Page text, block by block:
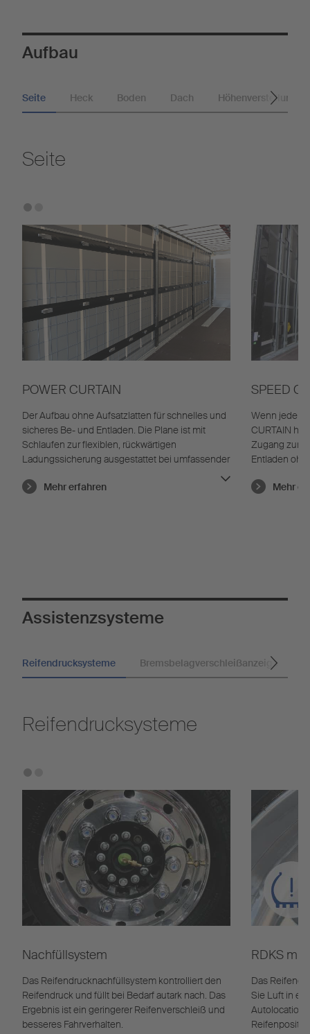
Aufbau
Seite Heck Boden Dach Höhenverstellung
Seite
POWER CURTAIN
Der Aufbau ohne Aufsatzlatten für schnelles und
sicheres Be- und Entladen. Die Plane ist mit
Schlaufen zur flexiblen, rückwärtigen
Ladungssicherung ausgestattet bei umfassender
Mehr erfahren
SPEED
Wenn jede
CURTAIN
Zugang zur
Entladen
Mehr
Assistenzsysteme
Reifendrucksysteme Bremsbelagverschleißanzeige
Reifendrucksysteme
Nachfüllsystem
Das Reifendrucknachfüllsystem kontrolliert den
Reifendruck und füllt bei Bedarf autark nach. Das
Ergebnis ist ein geringerer Reifenverschleiß und
besseres Fahrverhalten.
RDKS mit
Das
Sie Luft in einem Reifen
Autolocation